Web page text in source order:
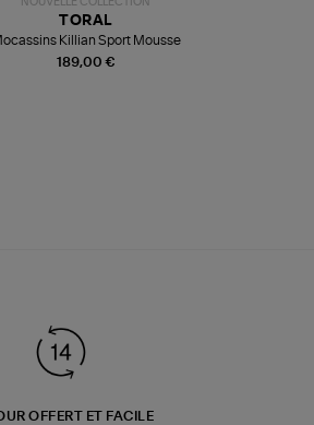
NOUVELLE COLLECTION
189,00 €
TORAL
Killian Sport Mousse
OFFERT ET FACILE